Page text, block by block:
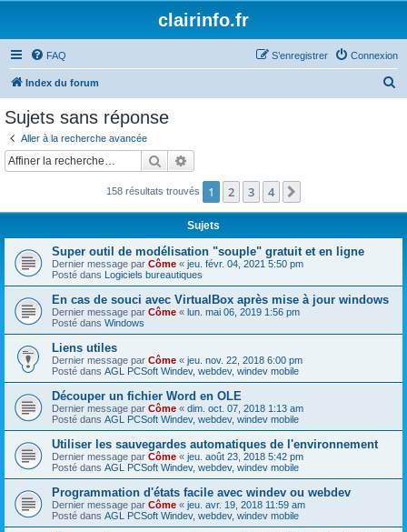
clairinfo.fr
FAQ Connexion
S’enregistrer
Index du forum
c
Sujets sans réponse
Aller à la recherche avancée
Rechercher
158 résultats trouvés 1 2 3 4
Sujets
Super outil de modélisation "souple" gratuit et en ligne
Dernier message par Côme « jeu. févr. 04, 2021 5:50 pm
Posté dans Logiciels bureautiques
En cas de souci avec VirtualBox après mise à jour windows
Dernier message par Côme « lun. mai 06, 2019 1:56 pm
Posté dans Windows
Liens utiles
Dernier message par Côme « jeu. nov. 22, 2018 6:00 pm
Posté dans AGL PCSoft Windev, webdev, windev mobile
Découper un fichier Word en OLE
Dernier message par Côme « dim. oct. 07, 2018 1:13 am
Posté dans AGL PCSoft Windev, webdev, windev mobile
Utiliser les sauvegardes automatiques de l'environnement
Dernier message par Côme « jeu. août 23, 2018 5:42 pm
Posté dans AGL PCSoft Windev, webdev, windev mobile
Programmation d'états facile avec windev ou webdev
Dernier message par Côme « jeu. avr. 19, 2018 11:59 am
Posté dans AGL PCSoft Windev, webdev, windev mobile